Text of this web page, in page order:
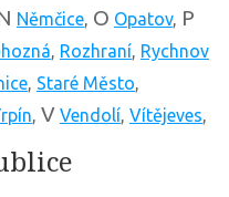
Němčice, O Opatov, P
, Rozhraní, Rychnov
, Staré Město,
, V Vendolí, Vítějeves,